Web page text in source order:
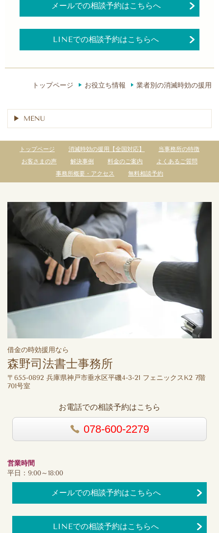
メールでの相談予約はこちらへ
LINEでの相談予約はこちらへ
トップページ お役立ち情報 業者別の消滅時効の援用
MENU
トップページ 消滅時効の援用【全国対応】
当事務所の特徴
お客さまの声
解決事例 料金のご案内
よくあるご質問
事務所概要・アクセス
無料相談予約
借金の時効援用なら
森野司法書士事務所
〒655-0892 兵庫県神戸市垂水区平磯4-3-21 フェニックスK2 7階
701号室
お電話での相談予約はこちら
078-600-2279
営業時間
平日：9:00～18:00
メールでの相談予約はこちらへ
LINEでの相談予約はこちらへ